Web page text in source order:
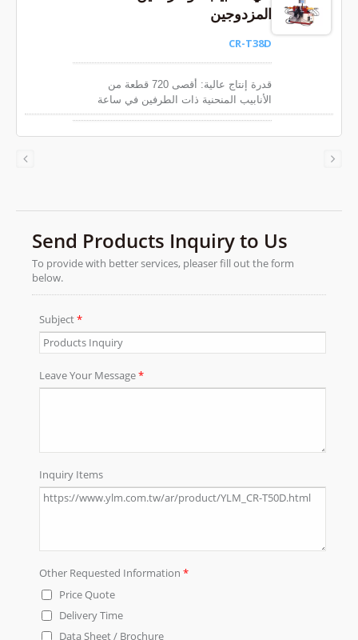
المزدوجين
CR-T38D
قدرة إنتاج عالية: أقصى 720 قطعة من
الأنابيب المنحنية ذات الطرفين في ساعة
واحدة. زوايا الانحناء قابلة للتعديل من 0° إلى